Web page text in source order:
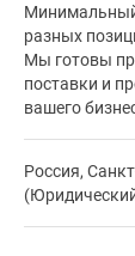
разных
Мы готовы
поставки и
вашего
Россия,